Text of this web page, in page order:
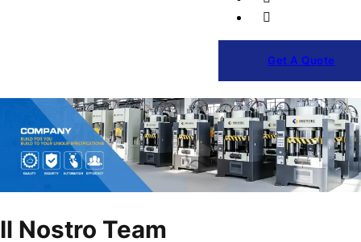
Get A Quote
Il Nostro Team